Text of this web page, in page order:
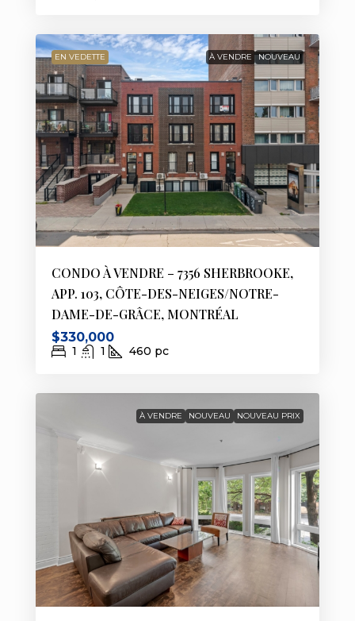
EN VEDETTE À VENDRE NOUVEAU
CONDO À VENDRE – 7356 SHERBROOKE,
APP. 103, CÔTE-DES-NEIGES/NOTRE-
DAME-DE-GRÂCE, MONTRÉAL
$330,000
1 1 460 pc
À VENDRE NOUVEAU NOUVEAU PRIX